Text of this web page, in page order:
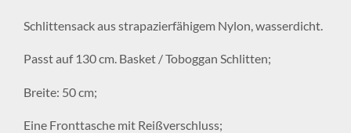
Schlittensack aus strapazierfähigem Nylon, wasserdicht.
Passt auf 130 cm. Basket / Toboggan Schlitten;
Breite: 50 cm;
Eine Fronttasche mit Reißverschluss;